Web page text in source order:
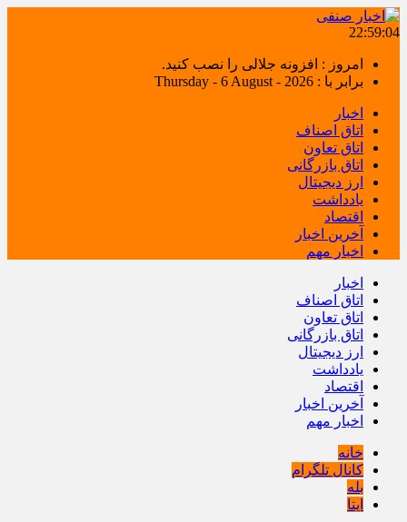
22:59:04
امروز : افزونه جلالی را نصب کنید.
برابر با : Thursday - 6 August - 2026
اخبار
اتاق اصناف
اتاق تعاون
اتاق بازرگانی
ارز دیجیتال
یادداشت
اقتصاد
آخرین اخبار
اخبار مهم
اخبار
اتاق اصناف
اتاق تعاون
اتاق بازرگانی
ارز دیجیتال
یادداشت
اقتصاد
آخرین اخبار
اخبار مهم
خانه
کانال تلگرام
بله
ایتا